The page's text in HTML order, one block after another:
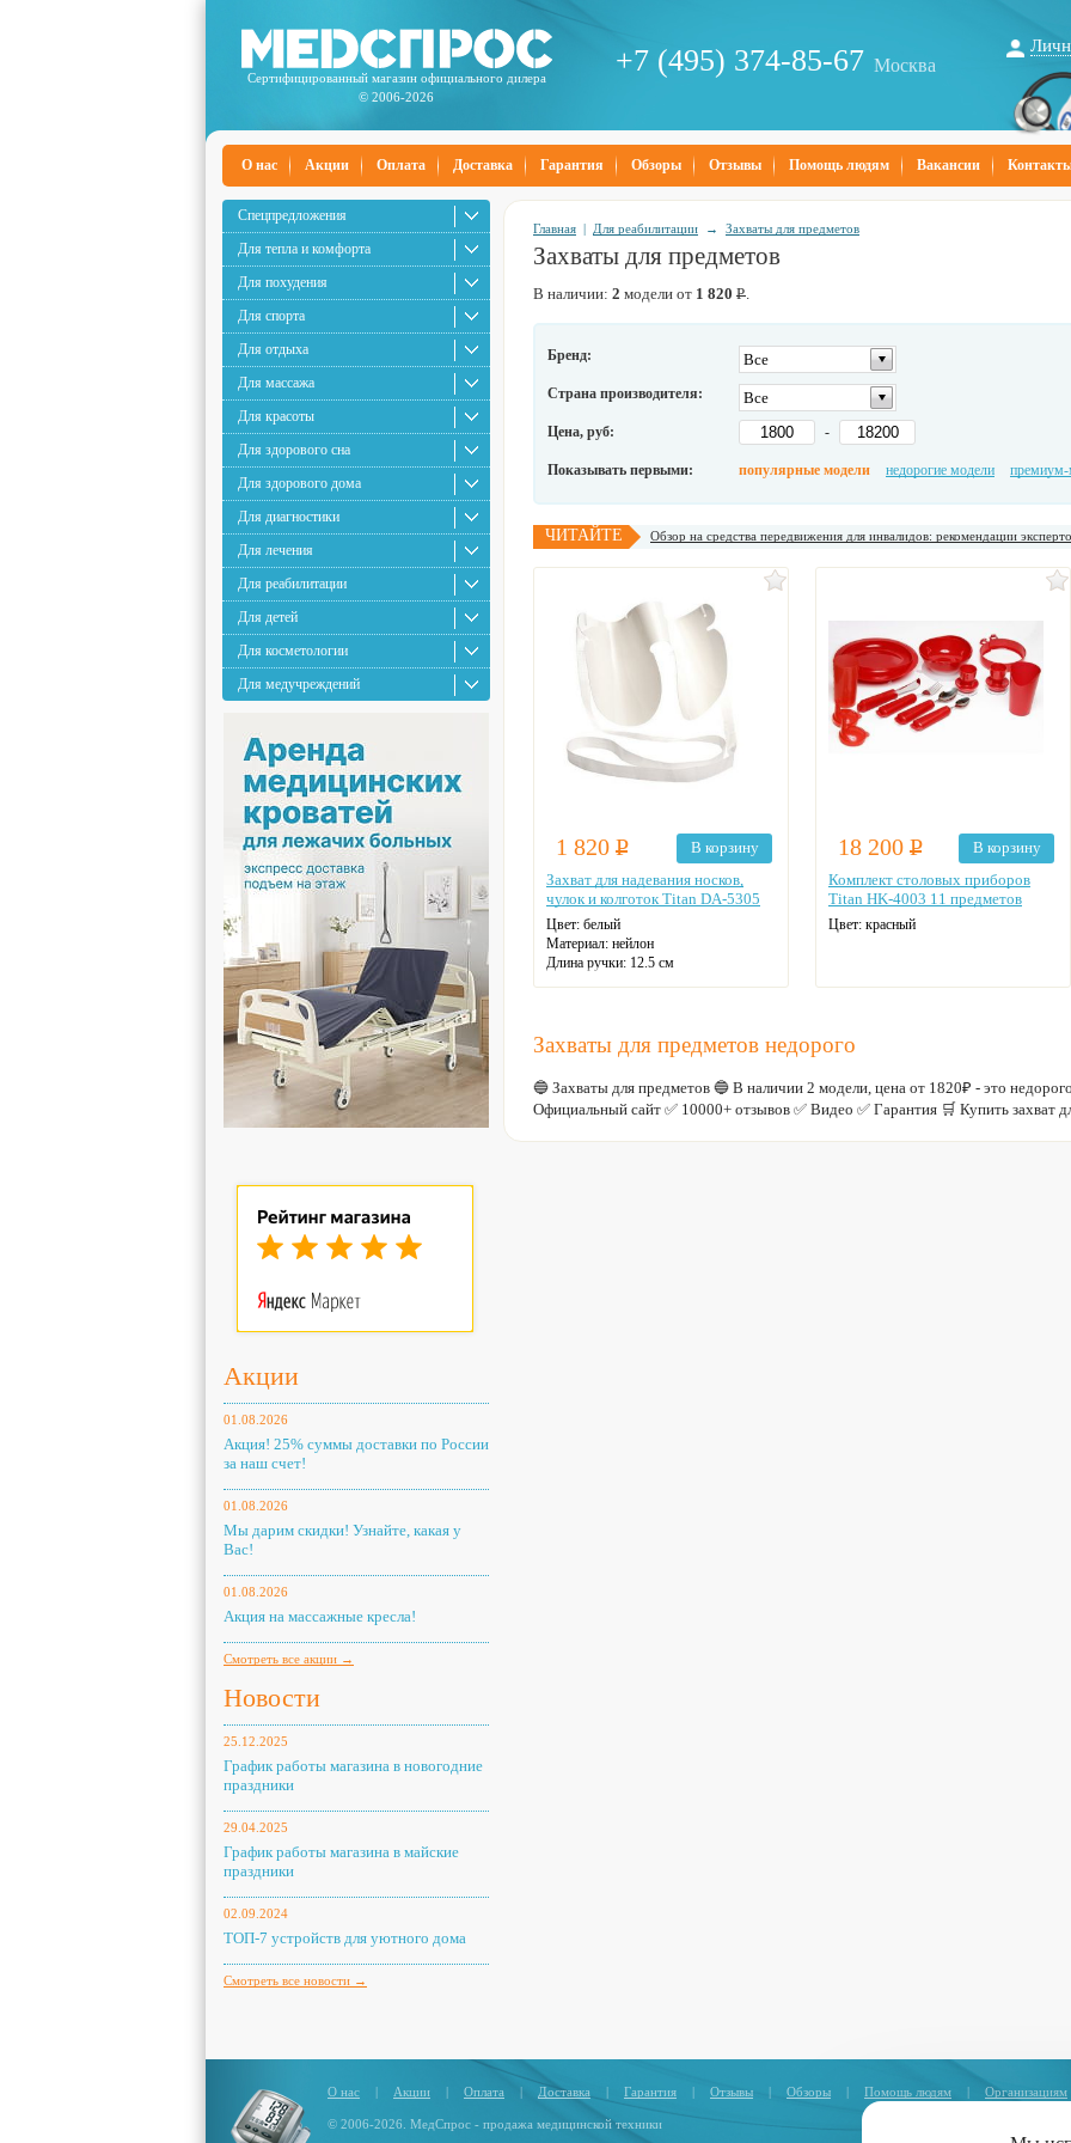
Сертифицированный магазин официального дилера
© 2006-2026
+7 (495) 374-85-67 Москва
О нас Акции Оплата Доставка Гарантия Обзоры Отзывы Помощь людям Вакансии
Спецпредложения
Для тепла и комфорта
Для похудения
Для спорта
Для отдыха
Для массажа
Для красоты
Для здорового сна
Для здорового дома
Для диагностики
Для лечения
Для реабилитации
Для детей
Для косметологии
Для медучреждений
Акции
01.08.2026
Акция! 25% суммы доставки по России
за наш счет!
01.08.2026
Мы дарим скидки! Узнайте, какая у
Вас!
01.08.2026
Акция на массажные кресла!
Смотреть все акции →
Новости
25.12.2025
График работы магазина в новогодние
праздники
29.04.2025
График работы магазина в майские
праздники
02.09.2024
ТОП-7 устройств для уютного дома
Смотреть все новости →
Главная | Для реабилитации → Захваты для предметов
Захваты для предметов
В наличии: 2 модели от 1 820 Р.
Бренд: Все
Страна производителя: Все
Цена, руб: -
Показывать первыми: популярные модели недорогие модели премиум-
ЧИТАЙТЕ Обзор на средства передвижения для инвалидов: рекомендации
1 820 Р
В корзину
Захват для надевания носков,
чулок и колготок Titan DA-5305
Цвет: белый
Материал: нейлон
Длина ручки: 12.5 см
18 200 Р
В корзину
Комплект столовых приборов
Titan HK-4003 11 предметов
Цвет: красный
Захваты для предметов недорого
🔵 Захваты для предметов 🔵 В наличии 2 модели, цена от 1820₽ - это
Официальный сайт ✅ 10000+ отзывов ✅ Видео ✅ Гарантия 🛒 Купить захват
О нас | Акции | Оплата | Доставка | Гарантия | Отзывы | Обзоры | Помощь людям | Организациям
© 2006-2026. МедСпрос - продажа медицинской техники